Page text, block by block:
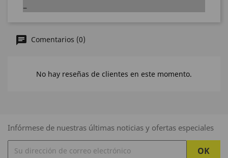
Comentarios (0)
No hay reseñas de clientes en este momento.
Infórmese de nuestras últimas noticias y ofertas especiales